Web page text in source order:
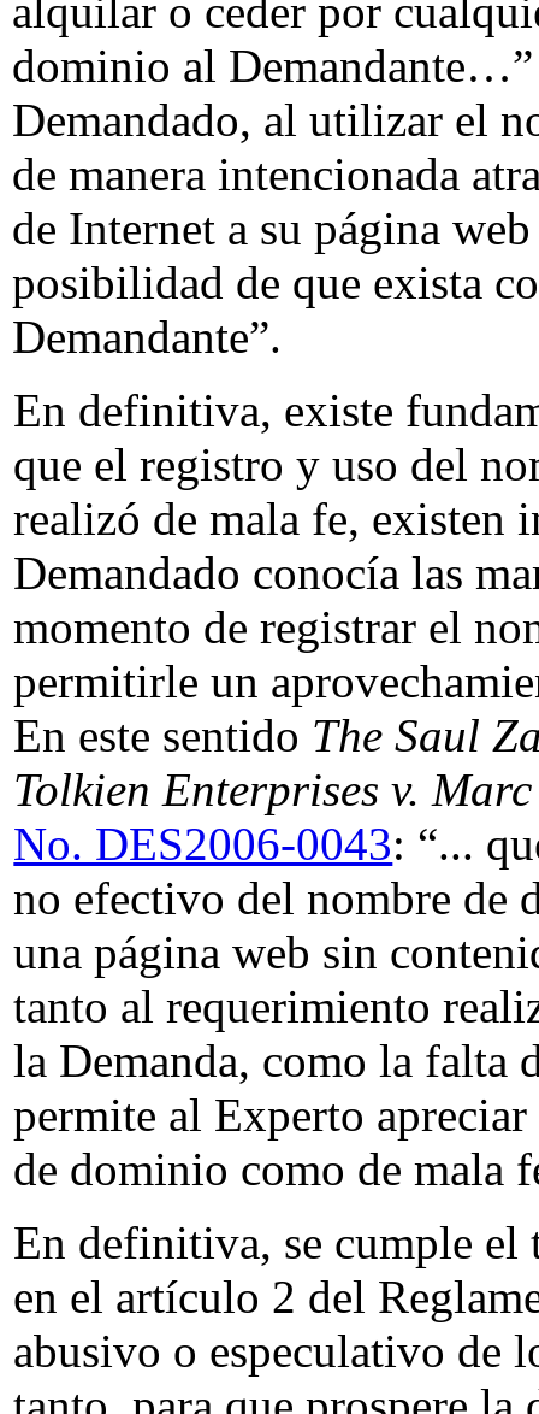
alquilar o ceder por
dominio al
Demandado, al utilizar el
de manera intencionada
de Internet a su página
posibilidad de que exista
Demandante”.
En definitiva, existe
que el registro y uso del
realizó de mala fe, existen
Demandado conocía las
momento de registrar el
permitirle un
En este sentido The Saul
Tolkien Enterprises v.
No. DES2006-0043: “...
no efectivo del nombre de
una página web sin
tanto al requerimiento
la Demanda, como la falta
permite al Experto
de dominio como de mala
En definitiva, se cumple el
en el artículo 2 del
abusivo o especulativo de